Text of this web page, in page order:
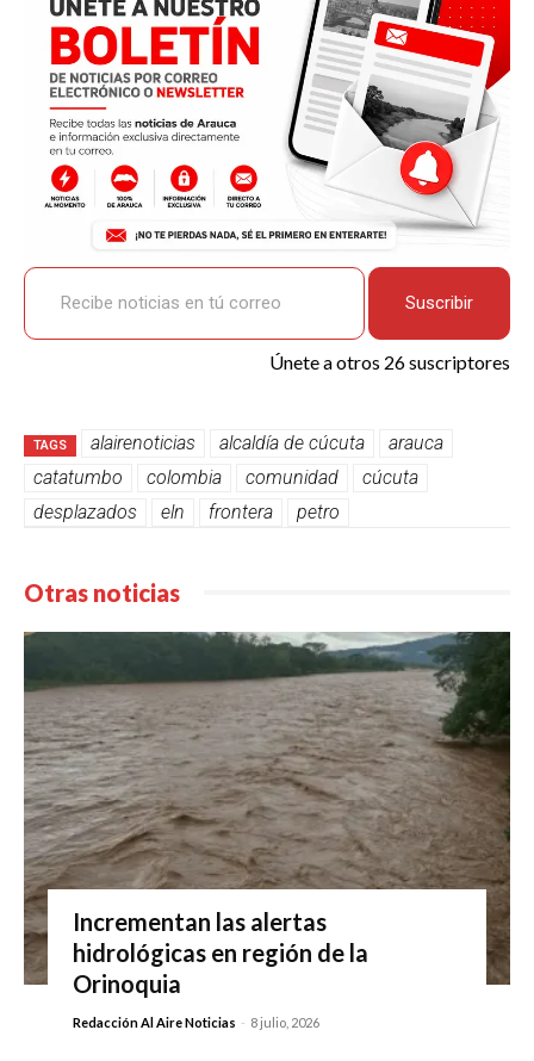
k
p
Recibe noticias en tú correo
Suscribir
Únete a otros 26 suscriptores
TAGS alairenoticias alcaldía de cúcuta
arauca
catatumbo
colombia comunidad
cúcuta
desplazados
eln frontera petro
Otras noticias
Incrementan las alertas
hidrológicas en región de la
Orinoquia
Redacción Al Aire Noticias - 8 julio, 2026